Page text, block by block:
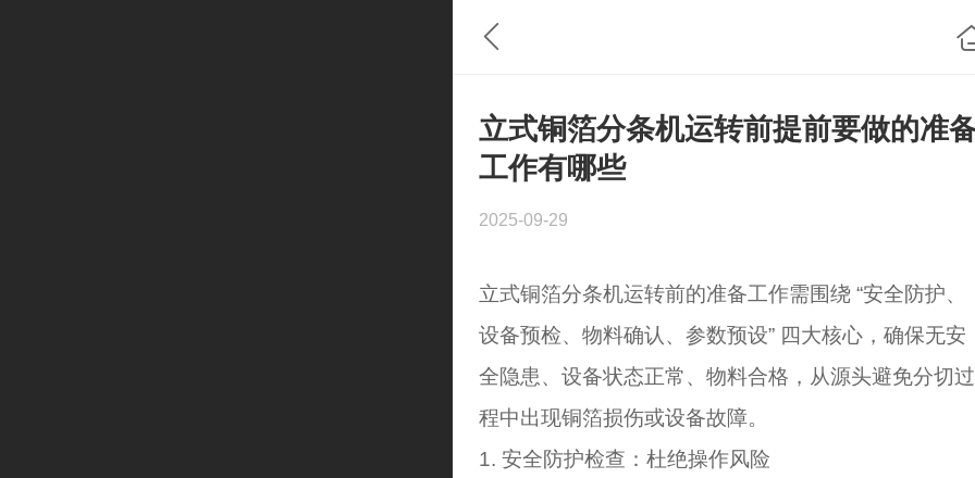
立式铜箔分条机运转前提前要做的准
工作有哪些
2025-09-29
立式铜箔分条机运转前的准备工作需围绕 “安全防护、
设备预检、物料确认、参数预设” 四大核心，确保无安
全隐患、设备状态正常、物料合格，从源头避免分切过
程中出现铜箔损伤或设备故障。
1. 安全防护检查：杜绝操作风险